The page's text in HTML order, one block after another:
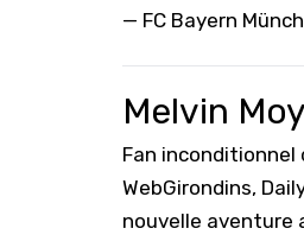
— FC Bayern
Melvin
Fan inconditionnel
WebGirondins,
nouvelle aventure